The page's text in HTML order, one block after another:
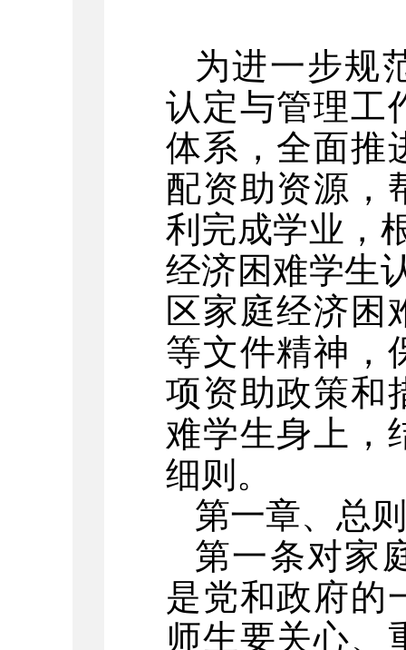
为进一步规
认定与管理工
体系，全面推
配资助资源，
利完成学业，
经济困难学生
区家庭经济困
等文件精神，
项资助政策和
难学生身上，
细则。
第一章、 总则
第一条对家
是党和政府的
师生要关心、